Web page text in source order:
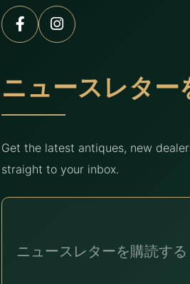
ニュースレター
Get the latest antiques, new
straight to your inbox.